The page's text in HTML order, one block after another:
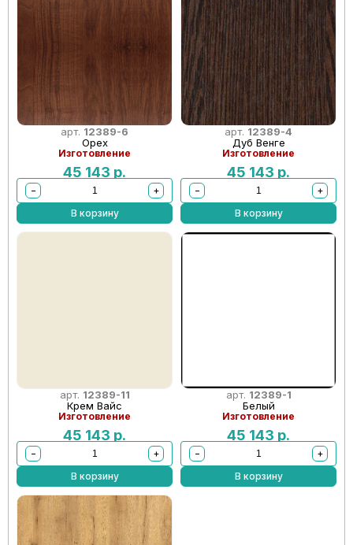
арт. 12389-6
Орех
Изготовление
45 143 р.
−
+
В корзину
арт. 12389-4
Дуб Венге
Изготовление
45 143 р.
−
+
В корзину
арт. 12389-11
Крем Вайс
Изготовление
45 143 р.
−
+
В корзину
арт. 12389-1
Белый
Изготовление
45 143 р.
−
+
В корзину